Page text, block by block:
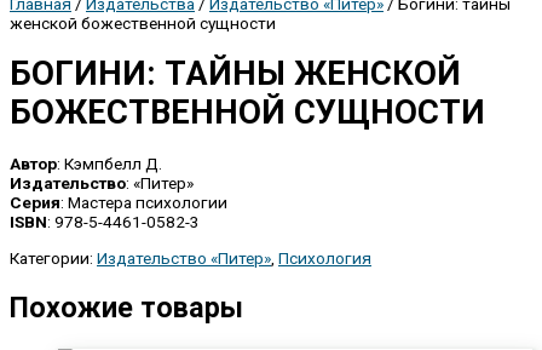
женской божественной сущности
БОГИНИ: ТАЙНЫ ЖЕНСКОЙ
БОЖЕСТВЕННОЙ СУЩНОСТИ
Автор: Кэмпбелл Д.
Издательство: «Питер»
Серия: Мастера психологии
ISBN: 978-5-4461-0582-3
Категории: Издательство «Питер» Психология
Похожие товары